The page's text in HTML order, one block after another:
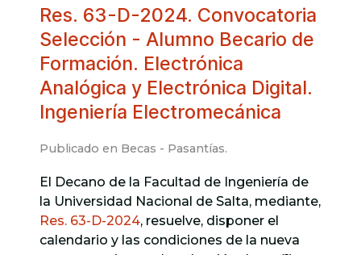
Res. 63-D-2024. Convocatoria
Selección - Alumno Becario de
Formación. Electrónica
Analógica y Electrónica Digital.
Ingeniería Electromecánica
Publicado en Becas - Pasantías.
El Decano de la Facultad de Ingeniería de
la Universidad Nacional de Salta, mediante,
Res. 63-D-2024, resuelve, disponer el
calendario y las condiciones de la nueva